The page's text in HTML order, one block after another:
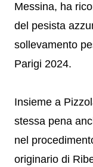
Messina, ha
del pesista
sollevamento
Parigi 2024.
Insieme a
stessa pena
nel
originario di